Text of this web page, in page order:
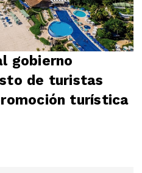
gobierno
de turistas
turística